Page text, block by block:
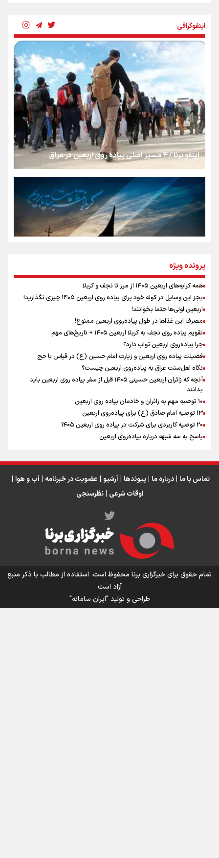
رسانه ملی و حق مردم برای شنیدن صدای رئیس‌جمهوری
روایت ایران از کنار مردم
از طلوع خیابان‌ها تا غروب اشک
جمله‌ای که بغض چهارماهه را شکست؛ «آهای مردم، آقا از
تهران رفتند»
سه حسرتی که به دلم ماند
نگاه تمدنی رهبر شهید به فضای مجازی
رابطه کارگر و کارفرما در اندیشه رهبر شهید: از تضاد به
زوجیت
اینفوگرافی
اینفو برنا / ۴ مسیر اصلی پیاده روی اربعین در عراق
اینفو برنا / توصیه‌هایی طلایی برای پیاده روی اربعین
اینفو برنا / جدول کامل فاصله مرز شلمچه تا شهرهای زیارتی
عراق
اینفو برنا/ میزان مالیات بر ارزش افزوده چقدر است؟
پرونده ویژه
همه کرایه‌های اربعین ۱۴۰۵ از مرز تا نجف و کربلا
بجز این وسایل در کوله خود برای پیاده روی اربعین ۱۴۰۵ چیزی نگذارید!
اربعین اولی‌ها حتما بخوانند!
مصرف این غذاها در طول پیاده‌روی اربعین ممنوع!
تقویم پیاده روی نجف به کربلا اربعین ۱۴۰۵ + تاریخ‌های مهم
چرا پیاده‌روی اربعین ثواب دارد؟
فضیلت پیاده روی اربعین و زیارت امام حسین (ع) در قیاس با حج
نگاه اهل‌سنت عراق به پیاده‌روی اربعین چیست؟
آنچه که زائران اربعین حسینی ۱۴۰۵ قبل از سفر پیاده روی اربعین باید
بدانند
۱۰ توصیه مهم به زائران و خادمان پیاده روی اربعین
۱۳ توصیه امام صادق (ع) برای پیاده‌روی اربعین
۲۰ توصیه کاربردی برای شرکت در پیاده روی اربعین ۱۴۰۵
پاسخ به سه‌ شبهه درباره پیاده‌روی اربعین
تماس با ما | درباره ما | پیوندها | آرشیو | عضویت در خبرنامه | آب و هوا |
اوقات شرعی | نظرسنجی
تمام حقوق برای خبرگزاری برنا محفوظ است. استفاده از مطالب با ذکر منبع
آزاد است
طراحی و تولید"ایران سامانه"